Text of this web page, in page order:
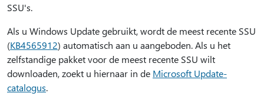
SSU's.
Als u Windows Update gebruikt, wordt de meest recente SSU
(KB4565912) automatisch aan u aangeboden. Als u het
zelfstandige pakket voor de meest recente SSU wilt
downloaden, zoekt u hiernaar in de Microsoft Update-
catalogus.